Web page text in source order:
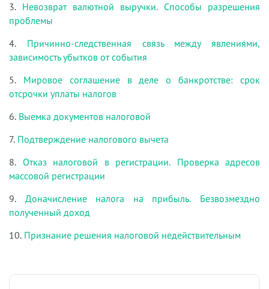
3. Невозврат валютной выручки. Способы разрешения
проблемы
4. Причинно-следственная связь между явлениями,
зависимость убытков от события
5. Мировое соглашение в деле о банкротстве: срок
отсрочки уплаты налогов
6. Выемка документов налоговой
7. Подтверждение налогового вычета
8. Отказ налоговой в регистрации. Проверка адресов
массовой регистрации
9. Доначисление налога на прибыль. Безвозмездно
полученный доход
10. Признание решения налоговой недействительным